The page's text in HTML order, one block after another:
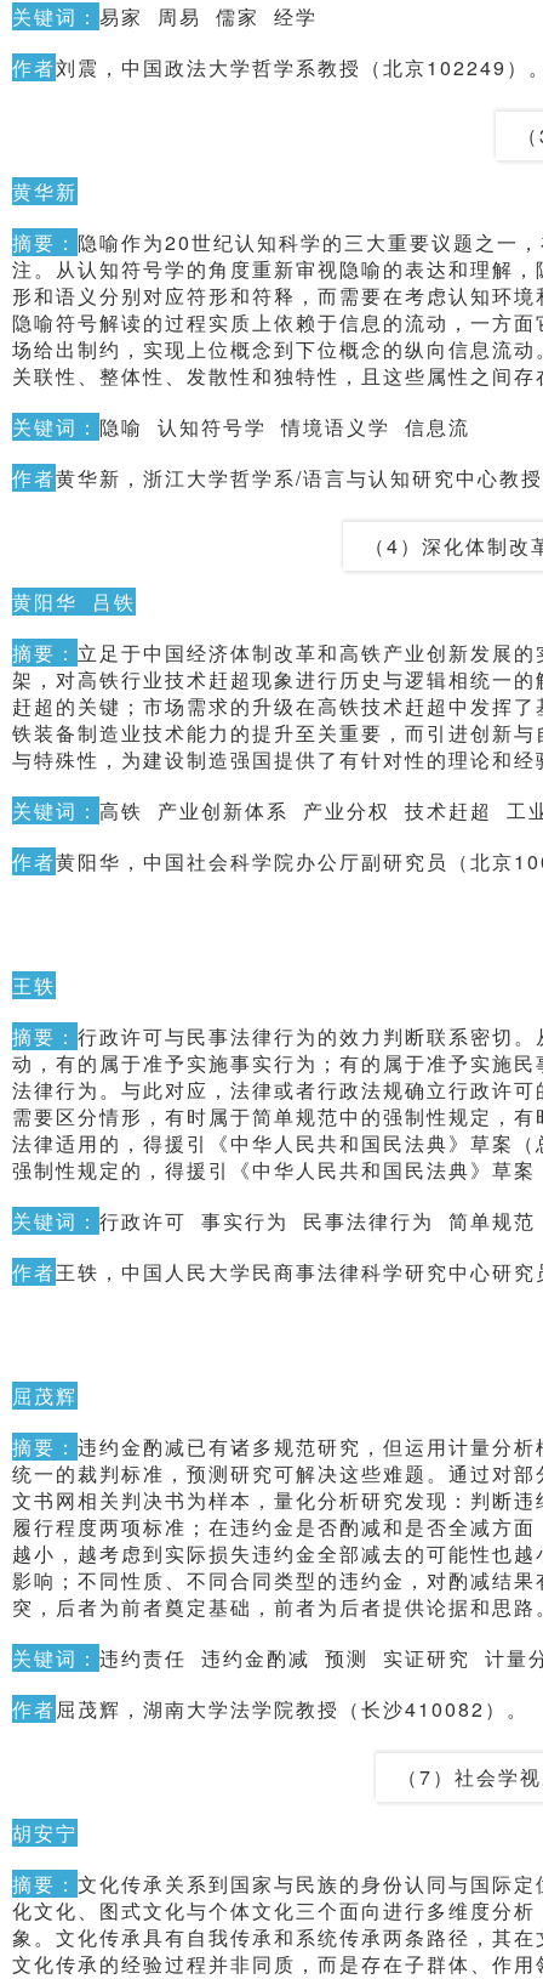
关键词： 易家 周易 儒家 经学
作者刘震，中国政法大学哲学系教授（北京102249）
黄华新
摘要： 隐喻作为20世纪认知科学的三大重要议题之一
注。从认知符号学的角度重新审视隐喻的表达和理解
形和语义分别对应符形和符释，而需要在考虑认知环
隐喻符号解读的过程实质上依赖于信息的流动，一方
场给出制约，实现上位概念到下位概念的纵向信息流
关联性、整体性、发散性和独特性，且这些属性之间
关键词： 隐喻 认知符号学 情境语义学 信息流
作者黄华新，浙江大学哲学系/语言与认知研究中心教
（4）深化体制
黄阳华 吕铁
摘要： 立足于中国经济体制改革和高铁产业创新发展
架，对高铁行业技术赶超现象进行历史与逻辑相统一
赶超的关键；市场需求的升级在高铁技术赶超中发挥
铁装备制造业技术能力的提升至关重要，而引进创新
与特殊性，为建设制造强国提供了有针对性的理论和经
关键词： 高铁 产业创新体系 产业分权 技术赶超 工
作者黄阳华，中国社会科学院办公厅副研究员（北京
王轶
摘要： 行政许可与民事法律行为的效力判断联系密切
动，有的属于准予实施事实行为；有的属于准予实施
法律行为。与此对应，法律或者行政法规确立行政许
需要区分情形，有时属于简单规范中的强制性规定，
法律适用的，得援引《中华人民共和国民法典》草案
强制性规定的，得援引《中华人民共和国民法典》草
关键词： 行政许可 事实行为 民事法律行为 简单规
作者王轶，中国人民大学民商事法律科学研究中心研
屈茂辉
摘要： 违约金酌减已有诸多规范研究，但运用计量分
统一的裁判标准，预测研究可解决这些难题。通过对
文书网相关判决书为样本，量化分析研究发现：判断
履行程度两项标准；在违约金是否酌减和是否全减方
越小，越考虑到实际损失违约金全部减去的可能性也
影响；不同性质、不同合同类型的违约金，对酌减结
突，后者为前者奠定基础，前者为后者提供论据和思路
关键词： 违约责任 违约金酌减 预测 实证研究 计量
作者屈茂辉，湖南大学法学院教授（长沙410082）。
（7）社会学
胡安宁
摘要： 文化传承关系到国家与民族的身份认同与国际
化文化、图式文化与个体文化三个面向进行多维度分
象。文化传承具有自我传承和系统传承两条路径，其
文化传承的经验过程并非同质，而是存在子群体、作